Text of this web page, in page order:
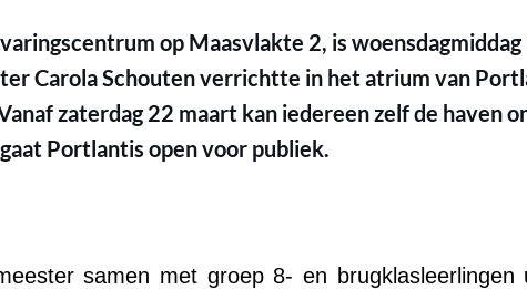
op Maasvlakte 2, is
Carola Schouten verrichtte in het atrium van
zaterdag 22 maart kan iedereen zelf de haven
Portlantis open voor publiek.
samen met groep 8- en